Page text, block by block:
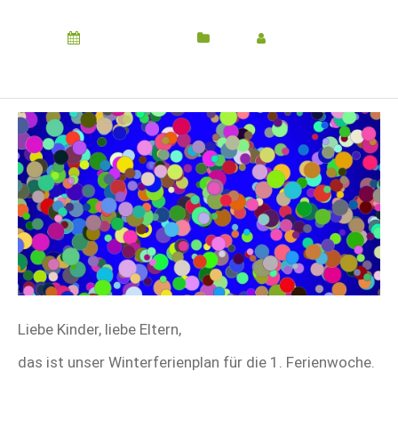
Liebe Kinder, liebe Eltern,
das ist unser Winterferienplan für die 1. Ferienwoche.